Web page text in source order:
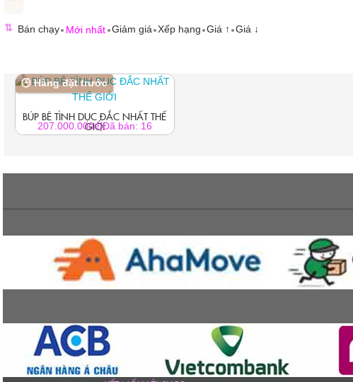
⇅ Bán chạy Mới nhất Giảm giá Xếp hạng Giá ↑ Giá ↓
🕒 Hàng đặt trước
BÚP BÊ TÌNH DỤC ĐẮC NHẤT THẾ
GIỚI
207.000.000₫|Đã bán: 16
này
thể.
Các
tùy
chọn
được
chọn
trên
trang